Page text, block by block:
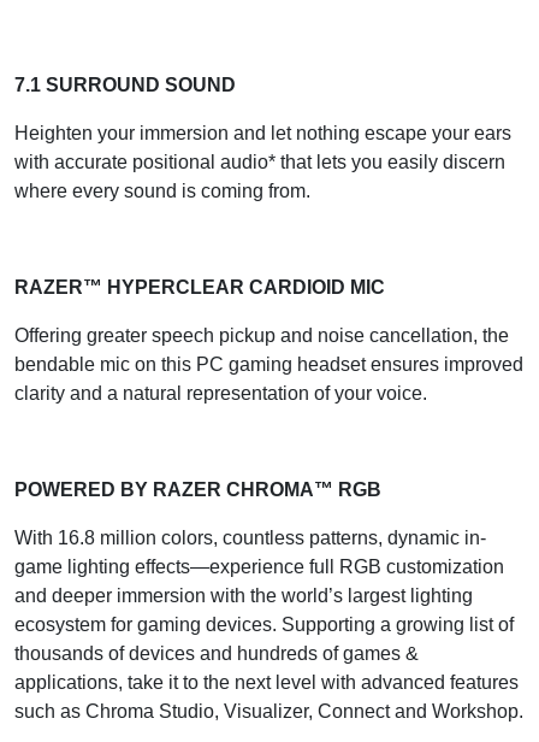
7.1 SURROUND SOUND
Heighten your immersion and let nothing escape your ears
with accurate positional audio* that lets you easily discern
where every sound is coming from.
RAZER™ HYPERCLEAR CARDIOID MIC
Offering greater speech pickup and noise cancellation, the
bendable mic on this PC gaming headset ensures improved
clarity and a natural representation of your voice.
POWERED BY RAZER CHROMA™ RGB
With 16.8 million colors, countless patterns, dynamic in-
game lighting effects—experience full RGB customization
and deeper immersion with the world’s largest lighting
ecosystem for gaming devices. Supporting a growing list of
thousands of devices and hundreds of games &
applications, take it to the next level with advanced features
such as Chroma Studio, Visualizer, Connect and Workshop.